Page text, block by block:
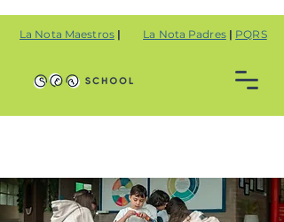
La Nota Maestros | La Nota Padres | PQRS